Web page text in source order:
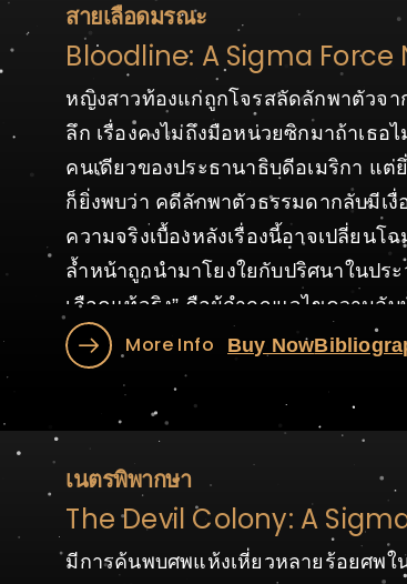
สายเลือดมรณะ
Bloodline: A Sigma Force
หญิงสาวท้องแก่ถูกโจรสลัดลักพาตัวจา
ลึก เรื่องคงไม่ถึงมือหน่วยซิกมาถ้าเธ
คนเดียวของประธานาธิบดีอเมริกา แต่ยิ่
ก็ยิ่งพบว่า คดีลักพาตัวธรรมดากลับมีเ
ความจริงเบื้องหลังเรื่องนี้อาจเปลี่ยน
ล้ำหน้าถูกนำมาโยงใยกับปริศนาในปร
เลือดแท้จริง” คือผู้กำกุญแจไขความลั
More Info Buy Now
เนตรพิพากษา
The Devil Colony: A
มีการค้นพบศพแห้งเหี่ยวหลายร้อยศพใ